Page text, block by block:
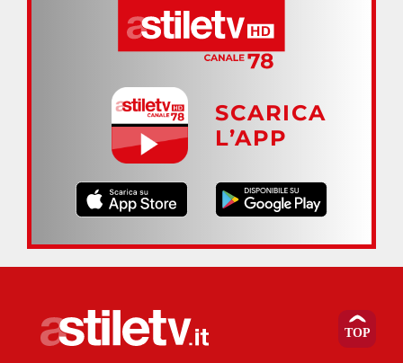
SCARICA
L’APP